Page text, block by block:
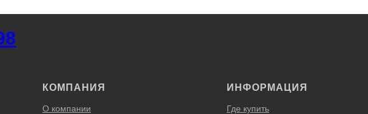
КОМПАНИЯ
О компании
ИНФОРМАЦИЯ
Где купить